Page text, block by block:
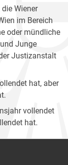
Wiener
im Bereich
oder mündliche
Junge
Justizanstalt
hat, aber
vollendet
hat.